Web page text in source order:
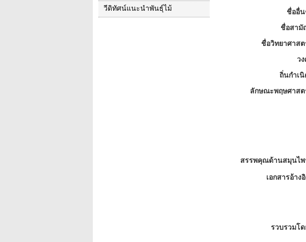
วีดิทัศน์แนะนำพันธุ์ไม้ ชื่ออื่น
ชื่อสามั
ชื่อวิทยาศาสต
ว
ถิ่นกำเนิ
ลักษณะพฤษศาสต
สรรพคุณด้านสมุนไพ
เอกสารอ้าง
รวบรวมโด